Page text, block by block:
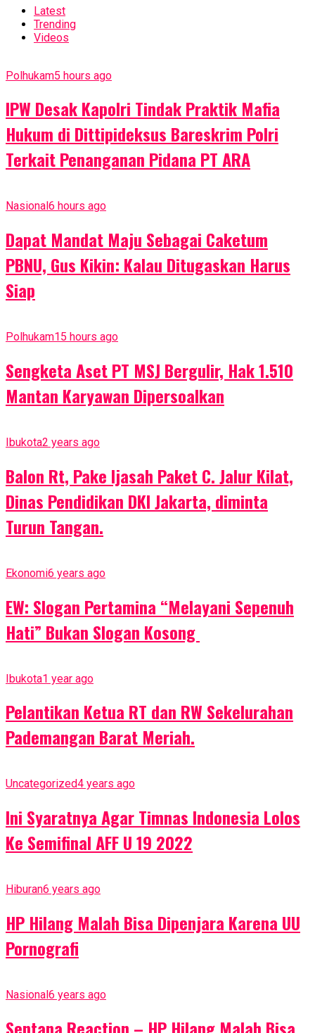
Latest
Trending
Videos
Polhukam5 hours ago
IPW Desak Kapolri Tindak Praktik Mafia
Hukum di Dittipideksus Bareskrim Polri
Terkait Penanganan Pidana PT ARA
Nasional 6 hours ago
Dapat Mandat Maju Sebagai Caketum
PBNU, Gus Kikin: Kalau Ditugaskan Harus
Siap
Polhukam15 hours ago
Sengketa Aset PT MSJ Bergulir, Hak 1.510
Mantan Karyawan Dipersoalkan
Ibukota2 years ago
Balon Rt, Pake Ijasah Paket C. Jalur Kilat,
Dinas Pendidikan DKI Jakarta, diminta
Turun Tangan.
Ekonomi6 years ago
EW: Slogan Pertamina “Melayani Sepenuh
Hati” Bukan Slogan Kosong
Ibukota1 year ago
Pelantikan Ketua RT dan RW Sekelurahan
Pademangan Barat Meriah.
Uncategorized4 years ago
Ini Syaratnya Agar Timnas Indonesia Lolos
Ke Semifinal AFF U 19 2022
Hiburan6 years ago
HP Hilang Malah Bisa Dipenjara Karena UU
Pornografi
Nasional6 years ago